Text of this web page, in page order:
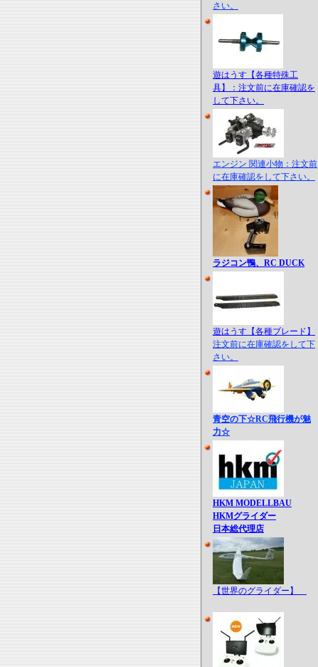
さい。
遊はうす【各種特殊工
具】：注文前に在庫確認を
して下さい。
エンジン 関連小物：注文前
に在庫確認をして下さい。
ラジコン鴨、RC DUCK
遊はうす【各種ブレード】
注文前に在庫確認をして下
さい。
青空の下☆RC飛行機が魅
力☆
HKM MODELLBAU
HKMグライダー
日本総代理店
【世界のグライダー】